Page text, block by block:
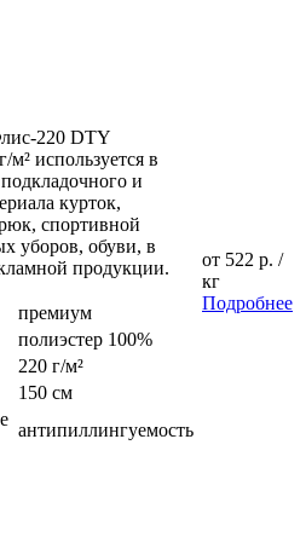
220 DTY
м² используется в
и
курток,
спортивной
уборов, обуви, в
продукции.
премиум
полиэстер 100%
220 г/м²
150 см
антипиллингуемость
от 522 р. /
кг
Подробнее